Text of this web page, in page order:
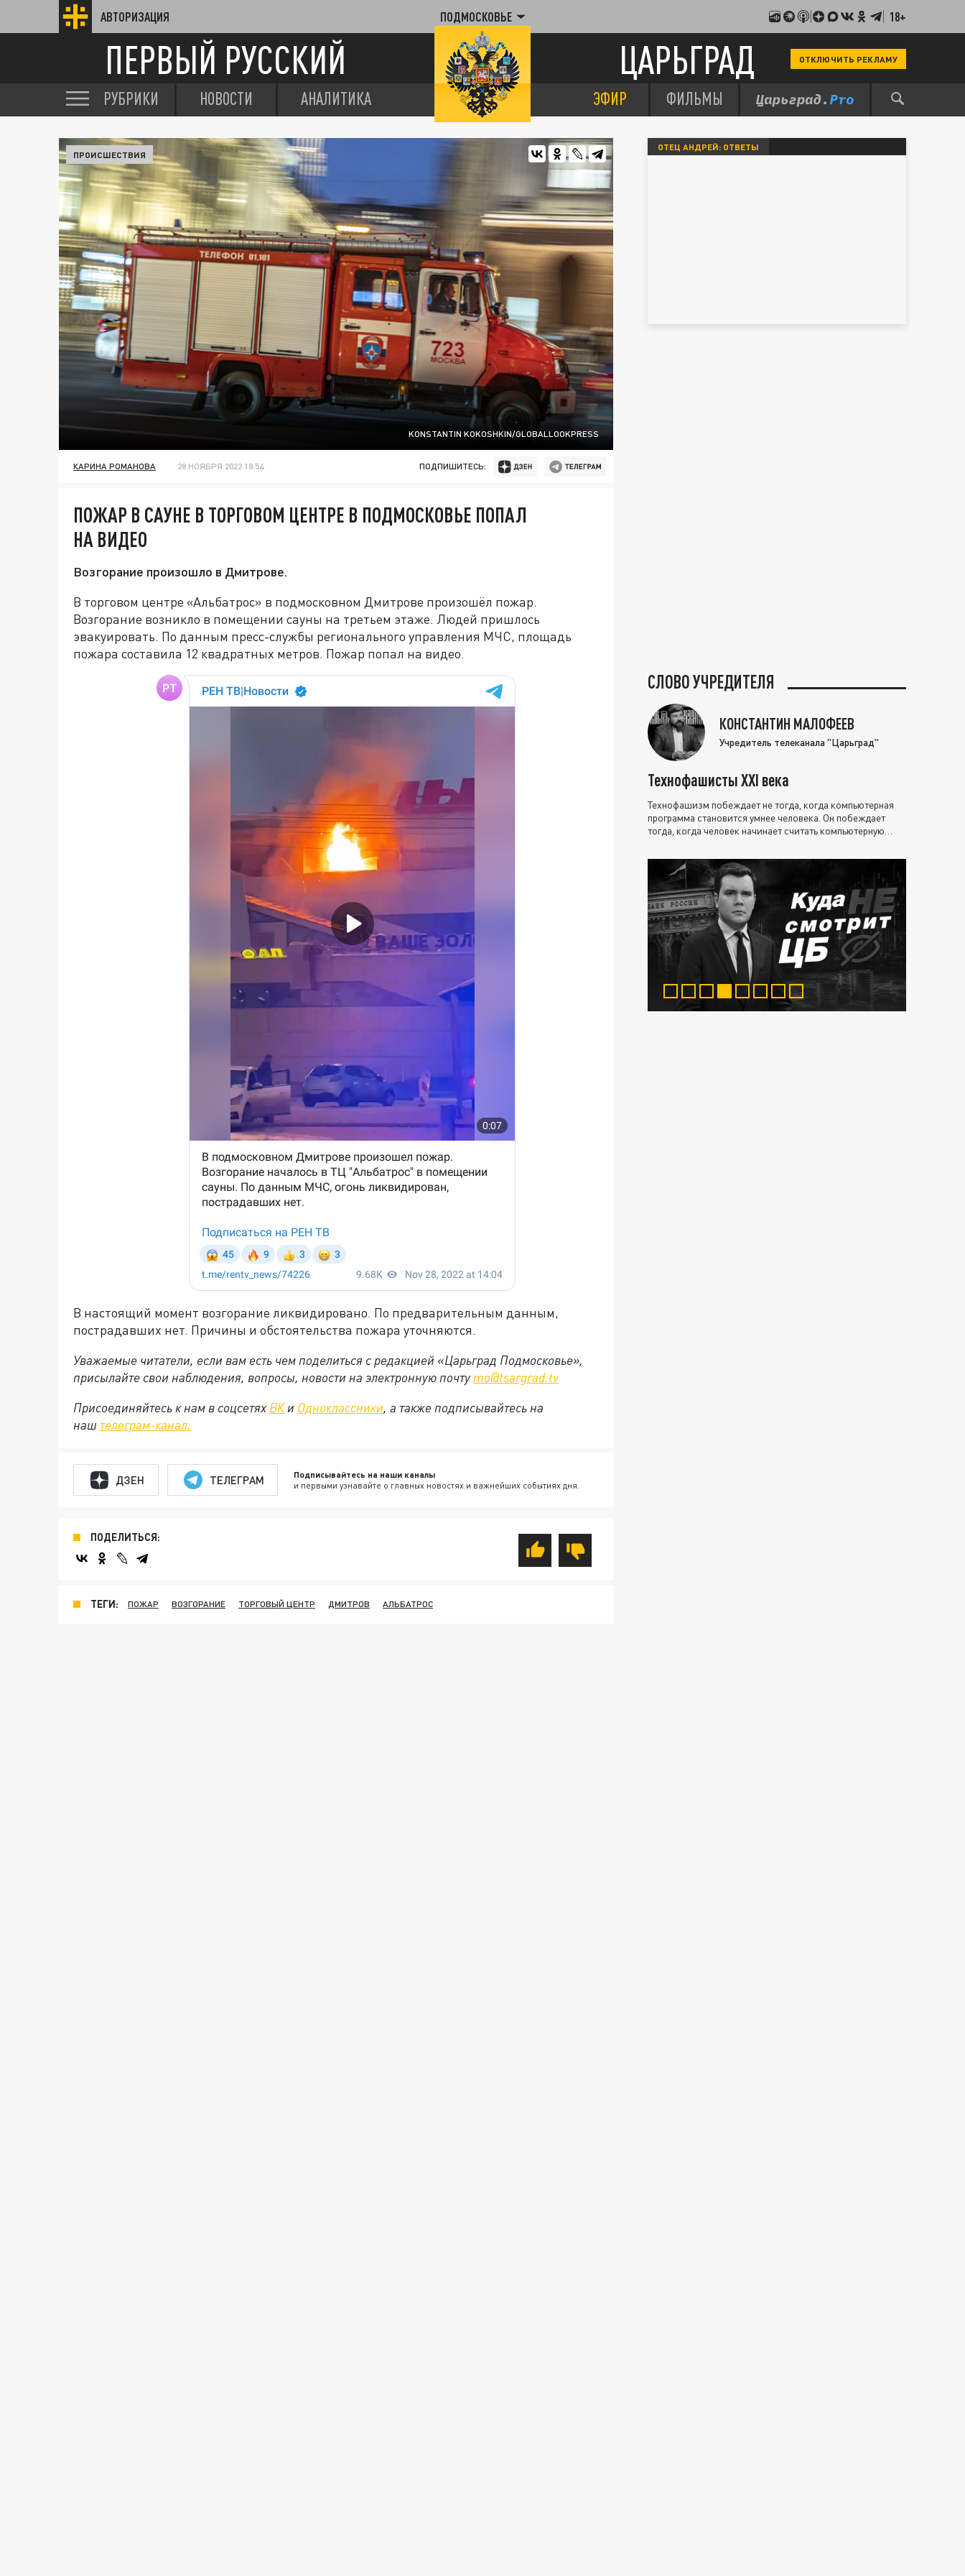
АВТОРИЗАЦИЯ ПОДМОСКОВЬЕ 18+
ПЕРВЫЙ РУССКИЙ ЦАРЬГРАД ОТКЛЮЧИТЬ РЕКЛАМУ
РУБРИКИ НОВОСТИ АНАЛИТИКА ЭФИР ФИЛЬМЫ
KONSTANTIN KOKOSHKIN/GLOBALLOOKPRESS
ПРОИСШЕСТВИЯ
КАРИНА РОМАНОВА 28 НОЯБРЯ 2022 18:54 ПОДПИШИТЕСЬ:
ПОЖАР В САУНЕ В ТОРГОВОМ ЦЕНТРЕ В ПОДМОСКОВЬЕ ПОПАЛ
НА ВИДЕО
Возгорание произошло в Дмитрове.
В торговом центре «Альбатрос» в подмосковном Дмитрове произошёл пожар.
Возгорание возникло в помещении сауны на третьем этаже. Людей пришлось
эвакуировать. По данным пресс-службы регионального управления МЧС, площадь
пожара составила 12 квадратных метров. Пожар попал на видео.
В настоящий момент возгорание ликвидировано. По предварительным данным,
пострадавших нет. Причины и обстоятельства пожара уточняются.
Уважаемые читатели, если вам есть чем поделиться с редакцией «Царьград Подмосковье»,
присылайте свои наблюдения, вопросы, новости на электронную почту mo@tsargrad.tv
Присоединяйтесь к нам в соцсетях ВКи Одноклассники, а также подписывайтесь на
наш телеграм-канал.
ДЗЕН ТЕЛЕГРАМ Подписывайтесь на наши каналы
и первыми узнавайте о главных новостях и важнейших событиях дня.
ПОДЕЛИТЬСЯ:
ТЕГИ: ПОЖАР ВОЗГОРАНИЕ ТОРГОВЫЙ ЦЕНТР ДМИТРОВ АЛЬБАТРОС
ОТЕЦ АНДРЕЙ: ОТВЕТЫ
СЛОВО УЧРЕДИТЕЛЯ
КОНСТАНТИН МАЛОФЕЕВ
Учредитель телеканала "Царьград"
Технофашисты XXI века
Технофашизм побеждает не тогда, когда компьютерная
программа становится умнее человека. Он побеждает
тогда, когда человек начинает считать компьютерную